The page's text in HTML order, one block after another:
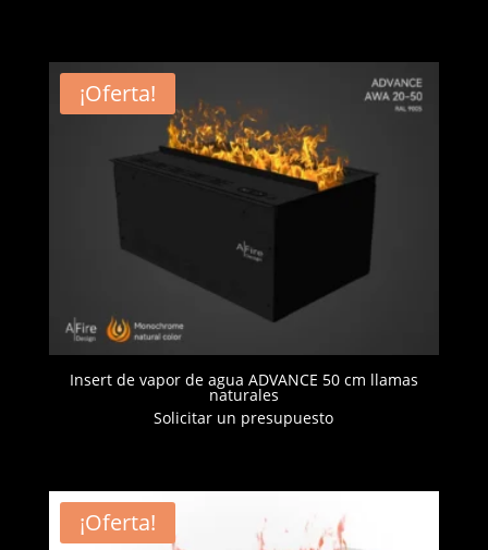
¡Oferta!
Insert de vapor de agua ADVANCE 50 cm llamas
naturales
Solicitar un presupuesto
¡Oferta!